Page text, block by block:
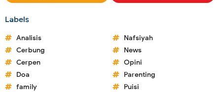
Labels
Analisis
Cerbung
Cerpen
Doa
family
Nafsiyah
News
Opini
Parenting
Puisi